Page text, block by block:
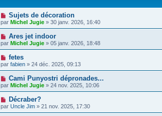
Sujets de décoration
par Michel Jugie » 30 janv. 2026, 16:40
Ares jet indoor
par Michel Jugie » 05 janv. 2026, 18:48
fetes
par fabien » 24 déc. 2025, 09:13
Cami Punyostri dépronades...
par Michel Jugie » 24 nov. 2025, 10:06
Décraber?
par Uncle Jim » 21 nov. 2025, 17:30